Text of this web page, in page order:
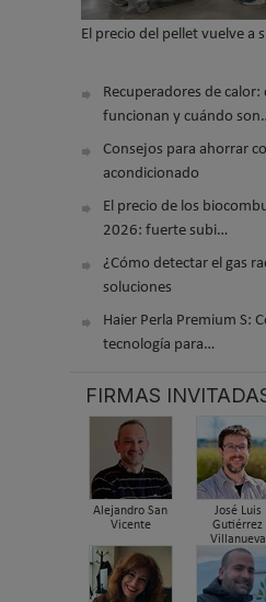
El precio del pellet vuelve a
Recuperadores de
funcionan y cuándo
Consejos para ahorrar
acondicionado
El precio de los
2026: fuerte subi…
¿Cómo detectar el gas
soluciones
Haier Perla Premium S:
tecnología para…
FIRMAS
Alejandro San
Vicente
José Luis
Gutiérrez
Villanueva